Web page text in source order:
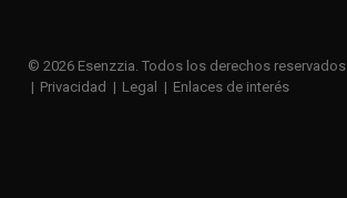
© 2026 Esenzzia. Todos los derechos reservados
Privacidad
Legal Enlaces de interés